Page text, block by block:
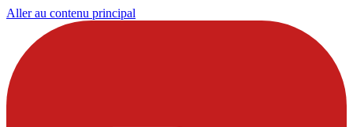
Aller au contenu principal